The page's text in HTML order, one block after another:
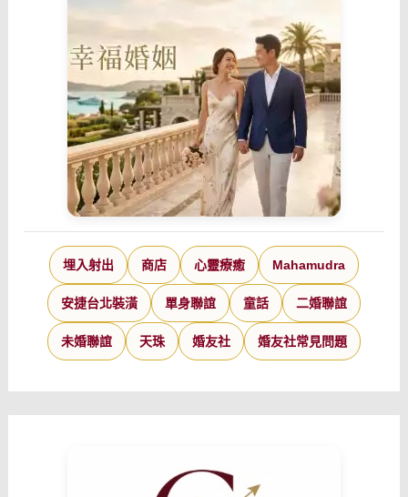
埋入射出 商店 心靈療癒 Mahamudra
安捷台北裝潢 單身聯誼 童話 二婚聯誼
未婚聯誼 天珠 婚友社 婚友社常見問題